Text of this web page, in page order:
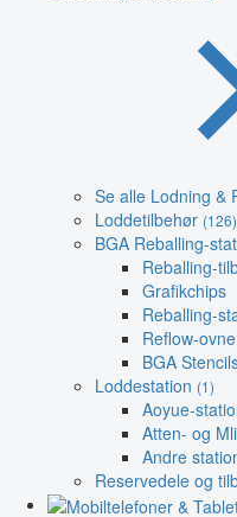
Se alle Lodning &
Loddetilbehør (126)
BGA Reballing-
Reballing-
Grafikchips
Reballing-
Reflow-ovne
BGA
Loddestation (1)
Aoyue-
Atten- og
Andre
Reservedele og